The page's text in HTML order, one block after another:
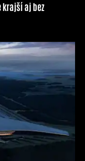
krajší aj bez